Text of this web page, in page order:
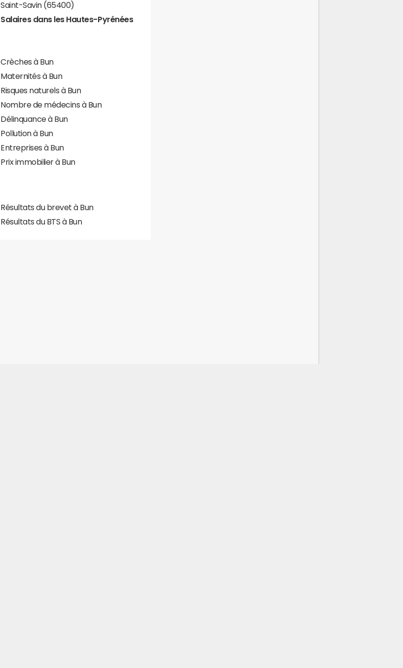
Saint-Savin (65400)
Salaires dans les Hautes-Pyrénées
Crèches à Bun
Maternités à Bun
Risques naturels à Bun
Nombre de médecins à Bun
Délinquance à Bun
Pollution à Bun
Entreprises à Bun
Prix immobilier à Bun
Résultats du brevet à Bun
Résultats du BTS à Bun